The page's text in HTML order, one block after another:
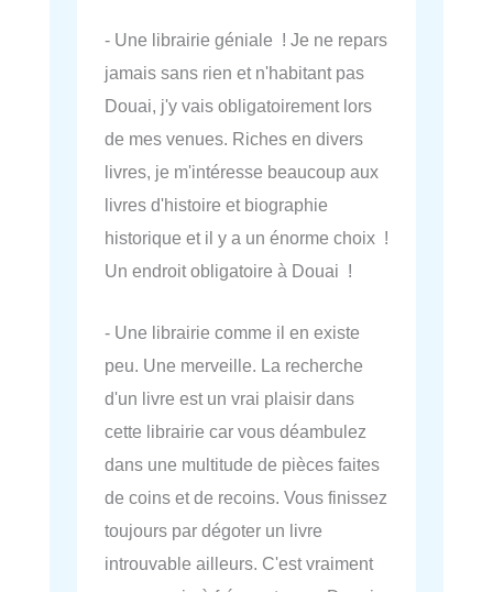
- Une librairie géniale ! Je ne repars
jamais sans rien et n'habitant pas
Douai, j'y vais obligatoirement lors
de mes venues. Riches en divers
livres, je m'intéresse beaucoup aux
livres d'histoire et biographie
historique et il y a un énorme choix !
Un endroit obligatoire à Douai !
- Une librairie comme il en existe
peu. Une merveille. La recherche
d'un livre est un vrai plaisir dans
cette librairie car vous déambulez
dans une multitude de pièces faites
de coins et de recoins. Vous finissez
toujours par dégoter un livre
introuvable ailleurs. C'est vraiment